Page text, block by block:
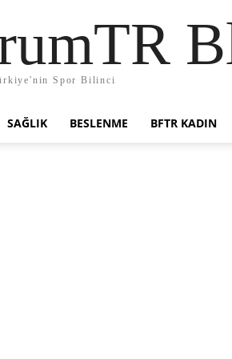
Spor Bilinci
SAĞLIK BESLENME BFTR KADIN